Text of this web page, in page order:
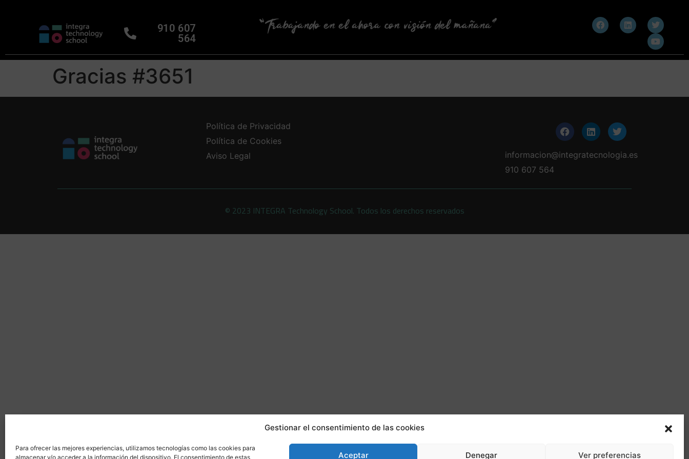
Gestionar el consentimiento de las cookies
Para ofrecer las mejores experiencias, utilizamos tecnologías como las cookies para
almacenar y/o acceder a la información del dispositivo. El consentimiento de estas
Aceptar Denegar Ver preferencias
910 607
564
Gracias #3651
Política de Privacidad
Política de Cookies
Aviso Legal
informacion@integratecnologia.es
910 607 564
© 2023 INTEGRA Technology School. Todos los derechos reservados